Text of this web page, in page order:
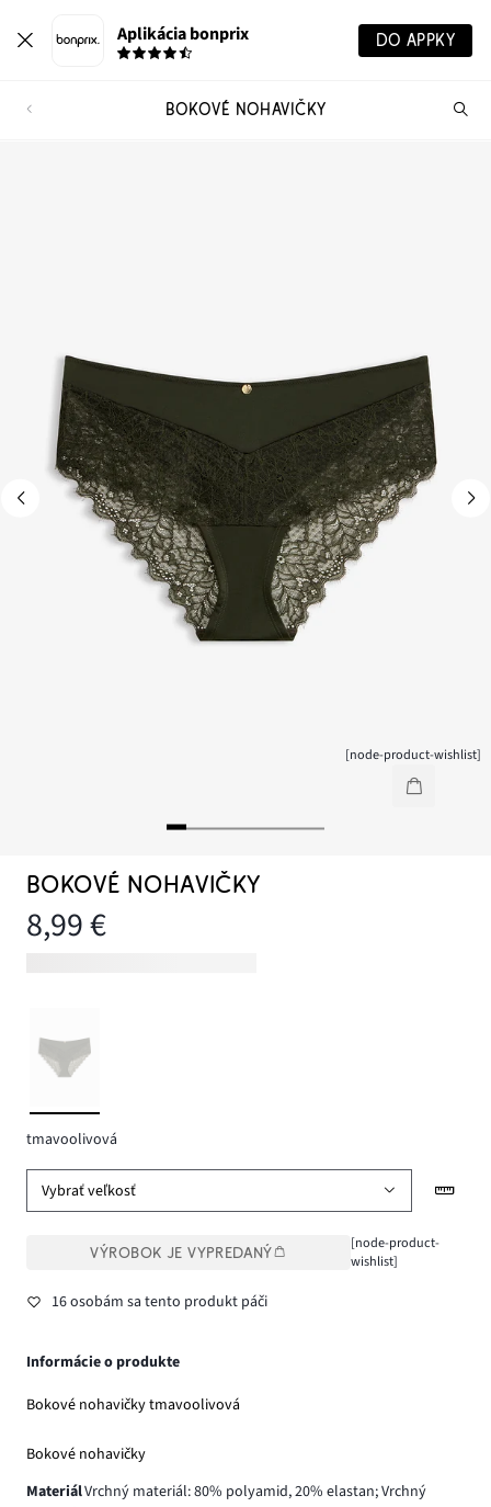
Aplikácia bonprix DO APPKY
BOKOVÉ NOHAVIČKY
[node-product-wishlist]
BOKOVÉ NOHAVIČKY
8,99 €
tmavoolivová
Vybrať veľkosť
VÝROBOK JE VYPREDANÝ
[node-product-
wishlist]
16 osobám sa tento produkt páči
Informácie o produkte
Bokové nohavičky tmavoolivová
Bokové nohavičky
MateriálVrchný materiál: 80% polyamid, 20% elastan; Vrchný